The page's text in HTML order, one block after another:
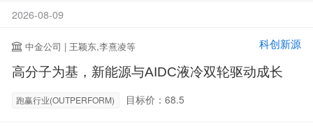
2026-08-09
中金公司 | 王颖东,李熹凌等 科创新源
高分子为基，新能源与AIDC液冷双轮驱动成长
跑赢行业(OUTPERFORM) 目标价：68.5